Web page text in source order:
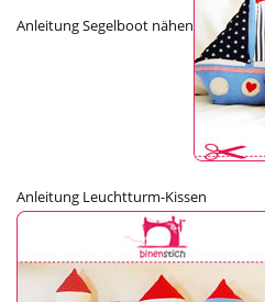
Anleitung Segelboot nähen
Anleitung Leuchtturm-Kissen